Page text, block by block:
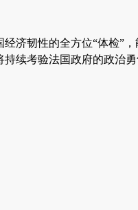
济韧性的全方位“体检”
续考验法国政府的政治勇